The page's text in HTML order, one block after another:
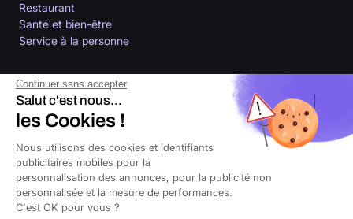
Restaurant
Santé et bien-être
Service à la personne
Nos assurances
RC Pro
Assurance RC Pro auto-entrepreneur
Assurance multirisque professionnelle
Assurance local professionnel
Assurance bureaux
Continuer sans accepter
Salut c'est nous...
les Cookies !
Nous utilisons des cookies et identifiants
publicitaires mobiles pour la
personnalisation des annonces, pour la publicité non
personnalisée et la mesure de performances.
C'est OK pour vous ?